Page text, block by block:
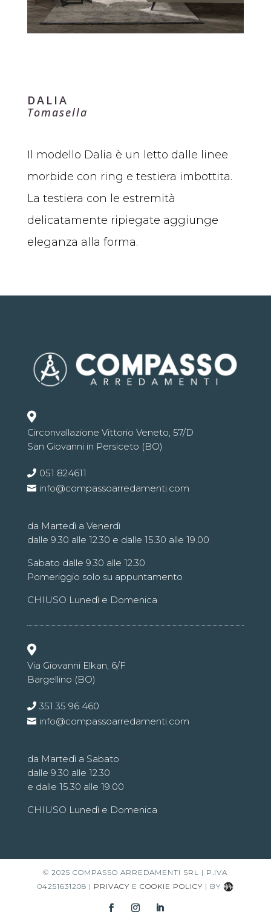
DALIA
Tomasella
Il modello Dalia è un letto dalle linee
morbide con ring e testiera imbottita.
La testiera con le estremità
delicatamente ripiegate aggiunge
eleganza alla forma.

Circonvallazione Vittorio Veneto, 57/D
San Giovanni in Persiceto (BO)
051 824611
info@compassoarredamenti.com
da Martedì a Venerdì
dalle 9.30 alle 12.30 e dalle 15.30 alle 19.00
Sabato dalle 9.30 alle 12.30
Pomeriggio solo su appuntamento
CHIUSO Lunedì e Domenica

Via Giovanni Elkan, 6/F
Bargellino (BO)
351 35 96 460
info@compassoarredamenti.com
da Martedì a Sabato
dalle 9.30 alle 12.30
e dalle 15.30 alle 19.00
CHIUSO Lunedì e Domenica
© 2025 COMPASSO ARREDAMENTI SRL | P.IVA
04251631208 | PRIVACY E COOKIE POLICY | BY